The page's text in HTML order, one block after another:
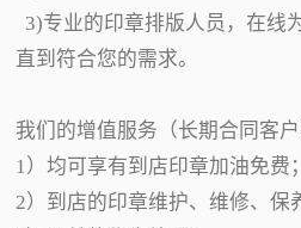
3)专业的印章排版人员，在线
直到符合您的需求。
我们的增值服务（长期合同客户
1）均可享有到店印章加油免费；
2）到店的印章维护、维修、保